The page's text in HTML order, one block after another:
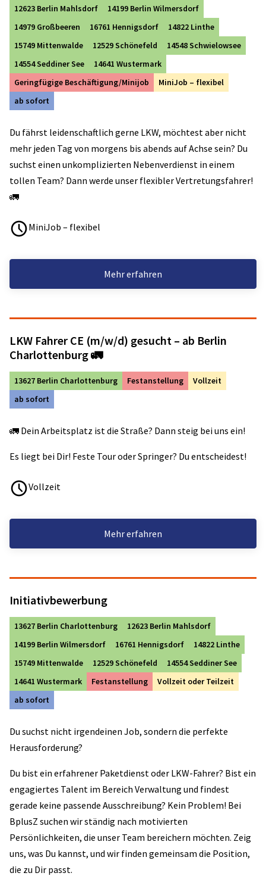
12623 Berlin Mahlsdorf
14199 Berlin Wilmersdorf
14979 Großbeeren
16761 Hennigsdorf
14822 Linthe
15749 Mittenwalde
12529 Schönefeld
14548 Schwielowsee
14554 Seddiner See
14641 Wustermark
Geringfügige Beschäftigung/Minijob
MiniJob – flexibel
ab sofort
Du fährst leidenschaftlich gerne LKW, möchtest aber nicht
mehr jeden Tag von morgens bis abends auf Achse sein? Du
suchst einen unkomplizierten Nebenverdienst in einem
tollen Team? Dann werde unser flexibler Vertretungsfahrer!
🚛
MiniJob – flexibel
Mehr erfahren
LKW Fahrer CE (m/w/d) gesucht – ab Berlin
Charlottenburg 🚛
13627 Berlin Charlottenburg Festanstellung
Vollzeit
ab sofort
🚛 Dein Arbeitsplatz ist die Straße? Dann steig bei uns ein!
Es liegt bei Dir! Feste Tour oder Springer? Du entscheidest!
Vollzeit
Mehr erfahren
Initiativbewerbung
13627 Berlin Charlottenburg
12623 Berlin Mahlsdorf
14199 Berlin Wilmersdorf
16761 Hennigsdorf
14822 Linthe
15749 Mittenwalde
12529 Schönefeld
14554 Seddiner See
14641 Wustermark
Festanstellung
Vollzeit oder Teilzeit
ab sofort
Du suchst nicht irgendeinen Job, sondern die perfekte
Herausforderung?
Du bist ein erfahrener Paketdienst oder LKW-Fahrer? Bist ein
engagiertes Talent im Bereich Verwaltung und findest
gerade keine passende Ausschreibung? Kein Problem! Bei
BplusZ suchen wir ständig nach motivierten
Persönlichkeiten, die unser Team bereichern möchten. Zeig
uns, was Du kannst, und wir finden gemeinsam die Position,
die zu Dir passt.